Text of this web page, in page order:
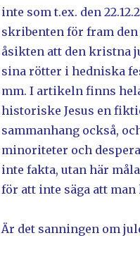
inte som t.ex. den
skribenten för fram den
åsikten att den kristna
sina rötter i hedniska
mm. I artikeln finns
historiske Jesus en
sammanhang också,
minoriteter och
inte fakta, utan här
för att inte säga att
Är det sanningen om